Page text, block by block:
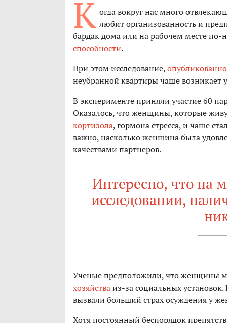
К огда вокруг нас много
любит организованность и
бардак дома или на рабочем месте
способности.
При этом исследование,
неубранной квартиры чаще
В эксперименте приняли участие 60
Оказалось, что женщины, которые
кортизола, гормона стресса, и чаще
важно, насколько женщина была
качествами партнеров.
Интересно, что на
исследовании,
Ученые предположили, что женщины
хозяйстваиз-за социальных
вызвали больший страх осуждения у
Хотя постоянный беспорядок